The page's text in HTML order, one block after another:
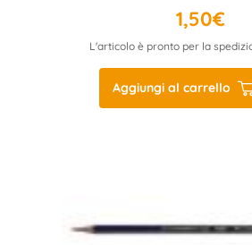
1,50€
L'articolo è pronto per la
Aggiungi al carrello